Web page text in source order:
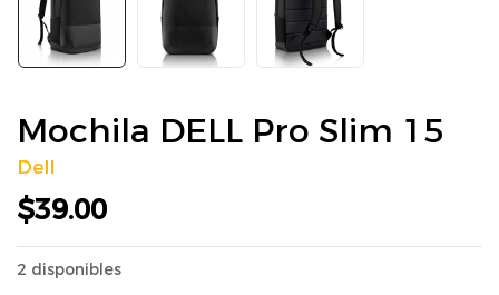
Mochila DELL Pro Slim 15
Dell
$39.00
2 disponibles